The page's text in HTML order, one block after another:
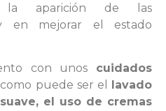
aparición de las
y en mejorar el estado
con unos cuidados
puede ser el lavado
el uso de cremas